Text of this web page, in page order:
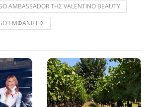
AMBASSADOR ΤΗΣ VALENTINO BEAUTY
ΕΜΦΑΝΙΣΕΙΣ